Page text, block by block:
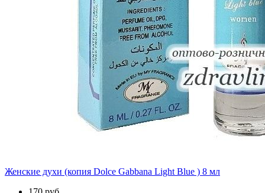
Женские духи (копия Dolce Gabbana Light Blue ) 8 мл